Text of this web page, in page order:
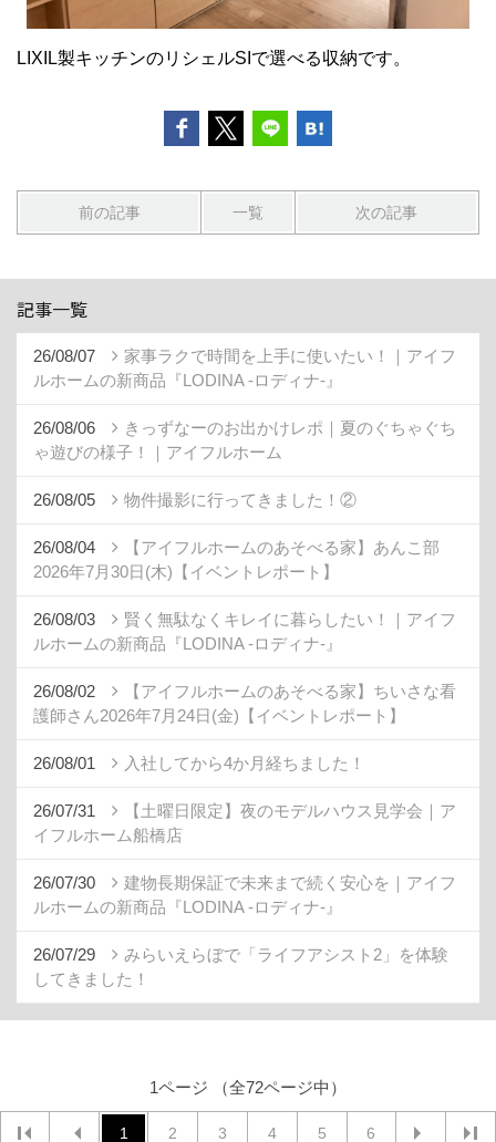
LIXIL製キッチンのリシェルSIで選べる収納です。
前の記事 一覧 次の記事
記事一覧
26/08/07
家事ラクで時間を上手に使いたい！｜アイフ
ルホームの新商品『LODINA -ロディナ-』
26/08/06
きっずなーのお出かけレポ｜夏のぐちゃぐち
ゃ遊びの様子！｜アイフルホーム
26/08/05 物件撮影に行ってきました！②
26/08/04
【アイフルホームのあそべる家】あんこ部
2026年7月30日(木)【イベントレポート】
26/08/03
賢く無駄なくキレイに暮らしたい！｜アイフ
ルホームの新商品『LODINA -ロディナ-』
26/08/02
【アイフルホームのあそべる家】ちいさな看
護師さん2026年7月24日(金)【イベントレポート】
26/08/01 入社してから4か月経ちました！
26/07/31
【土曜日限定】夜のモデルハウス見学会｜ア
イフルホーム船橋店
26/07/30
建物長期保証で未来まで続く安心を｜アイフ
ルホームの新商品『LODINA -ロディナ-』
26/07/29
みらいえらぼで「ライフアシスト2」を体験
してきました！
1ページ （全72ページ中）
1 2 3 4 5 6